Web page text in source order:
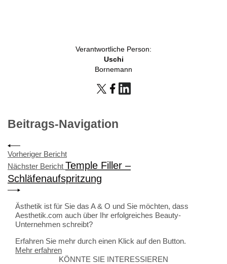
Verantwortliche Person:
Uschi
Bornemann
Beitrags-Navigation
Vorheriger Bericht
Nächster Bericht Temple Filler –
Schläfenaufspritzung
Ästhetik ist für Sie das A & O und Sie möchten, dass
Aesthetik.com auch über Ihr erfolgreiches Beauty-
Unternehmen schreibt?
Erfahren Sie mehr durch einen Klick auf den Button.
Mehr erfahren
KÖNNTE SIE INTERESSIEREN